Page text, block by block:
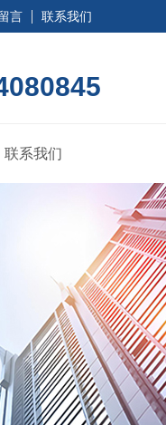
言 联系我们
联系我们